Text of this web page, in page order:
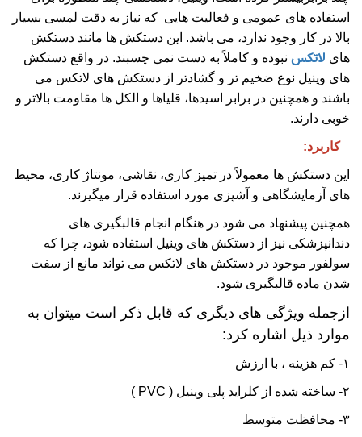
استفاده های عمومی و فعالیت هایی که نیاز به دقت لمسی بسیار
بالا در کار وجود ندارد، می باشد. این دستکش ها مانند دستکش
های لاتکس نبوده و کاملاً به دست نمی چسبند. در واقع دستکش
های وینیل نوع ضخیم تر و گشادتر از دستکش های لاتکس می
باشند و همچنین در برابر اسیدها، قلیاها و الکل ها مقاومت بالاتر و
خوبی دارند.
کاربرد:
این دستکش ها معمولاً در تمیز کاری، نقاشی، مونتاژ کاری، محیط
های آزمایشگاهی و آشپزی مورد استفاده قرار میگیرند.
همچنین پیشنهاد می شود در هنگام انجام قالبگیری های
دندانپزشکی نیز از دستکش های وینیل استفاده شود، چرا که
سولفور موجود در دستکش های لاتکس می تواند مانع از سفت
شدن ماده قالبگیری شود.
ازجمله ویژگی های دیگری که قابل ذکر است میتوان به
موارد ذیل اشاره کرد:
۱- کم هزینه ، با ارزش
۲- ساخته شده از کلراید پلی وینیل ( PVC )
۳- محافظت متوسط